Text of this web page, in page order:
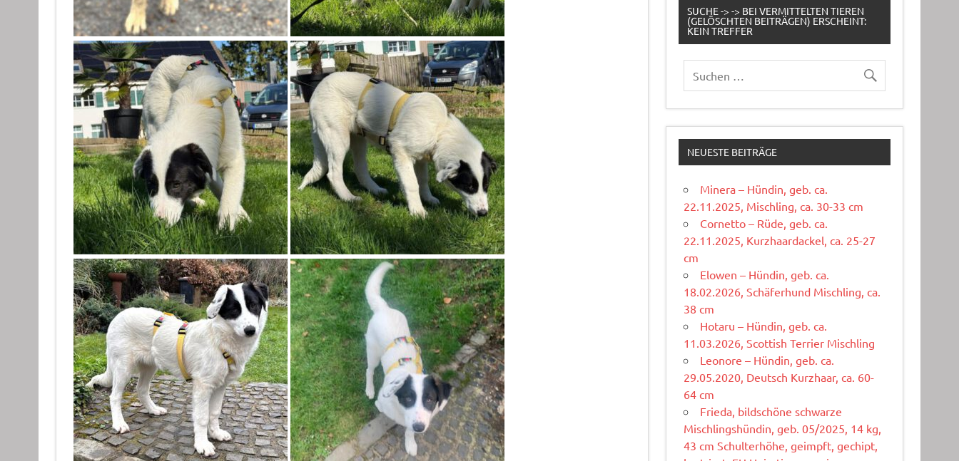
SUCHE -> -> BEI VERMITTELTEN TIEREN
(GELÖSCHTEN BEITRÄGEN) ERSCHEINT:
KEIN TREFFER
NEUESTE BEITRÄGE
Minera – Hündin, geb. ca.
22.11.2025, Mischling, ca. 30-33 cm
Cornetto – Rüde, geb. ca.
22.11.2025, Kurzhaardackel, ca. 25-27
cm
Elowen – Hündin, geb. ca.
18.02.2026, Schäferhund Mischling, ca.
38 cm
Hotaru – Hündin, geb. ca.
11.03.2026, Scottish Terrier Mischling
Leonore – Hündin, geb. ca.
29.05.2020, Deutsch Kurzhaar, ca. 60-
64 cm
Frieda, bildschöne schwarze
Mischlingshündin, geb. 05/2025, 14 kg,
43 cm Schulterhöhe, geimpft, gechipt,